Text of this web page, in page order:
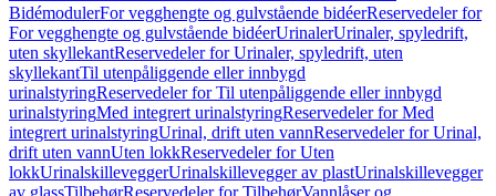
BidémodulerFor vegghengte og gulvstående bidéerReservedeler for
For vegghengte og gulvstående bidéerUrinalerUrinaler, spyledrift,
uten skyllekantReservedeler for Urinaler, spyledrift, uten
skyllekantTil utenpåliggende eller innbygd
urinalstyringReservedeler for Til utenpåliggende eller innbygd
urinalstyringMed integrert urinalstyringReservedeler for Med
integrert urinalstyringUrinal, drift uten vannReservedeler for Urinal,
drift uten vannUten lokkReservedeler for Uten
lokkUrinalskilleveggerUrinalskillevegger av plastUrinalskillevegger
av glassTilbehørReservedeler for TilbehørVannlåser og